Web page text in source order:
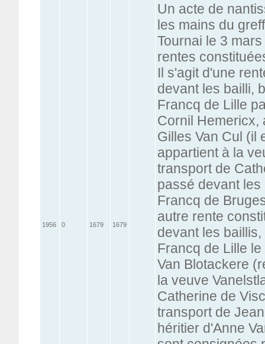
1956 0 1679 1679
Un acte de
les mains du
Tournai le 3
rentes
Il s'agit d'une
devant les bailli,
Francq de Lille
Cornil Hemericx,
Gilles Van Cul (il
appartient à la
transport de
passé devant
Francq de
autre rente
devant les
Francq de Lille
Van Blotackere
la veuve
Catherine de
transport de
héritier d'Anne